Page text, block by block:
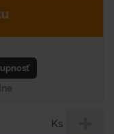
Ks